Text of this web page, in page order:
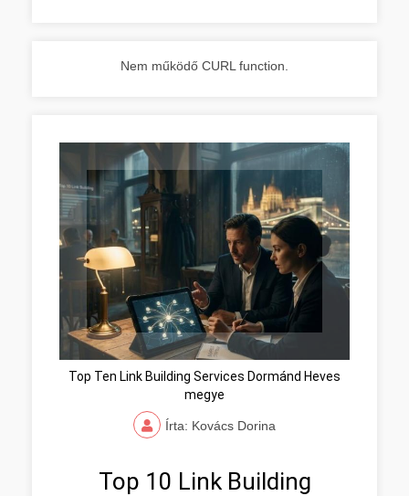
Nem működő CURL function.
Top Ten Link Building Services Dormánd Heves
megye
Írta: Kovács Dorina
Top 10 Link Building